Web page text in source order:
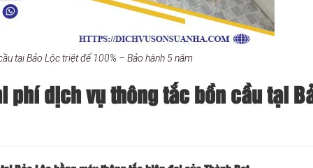
tại Bảo Lộc triệt để 100% – Bảo hành 5 năm
phí dịch vụ thông tắc bồn cầu tại